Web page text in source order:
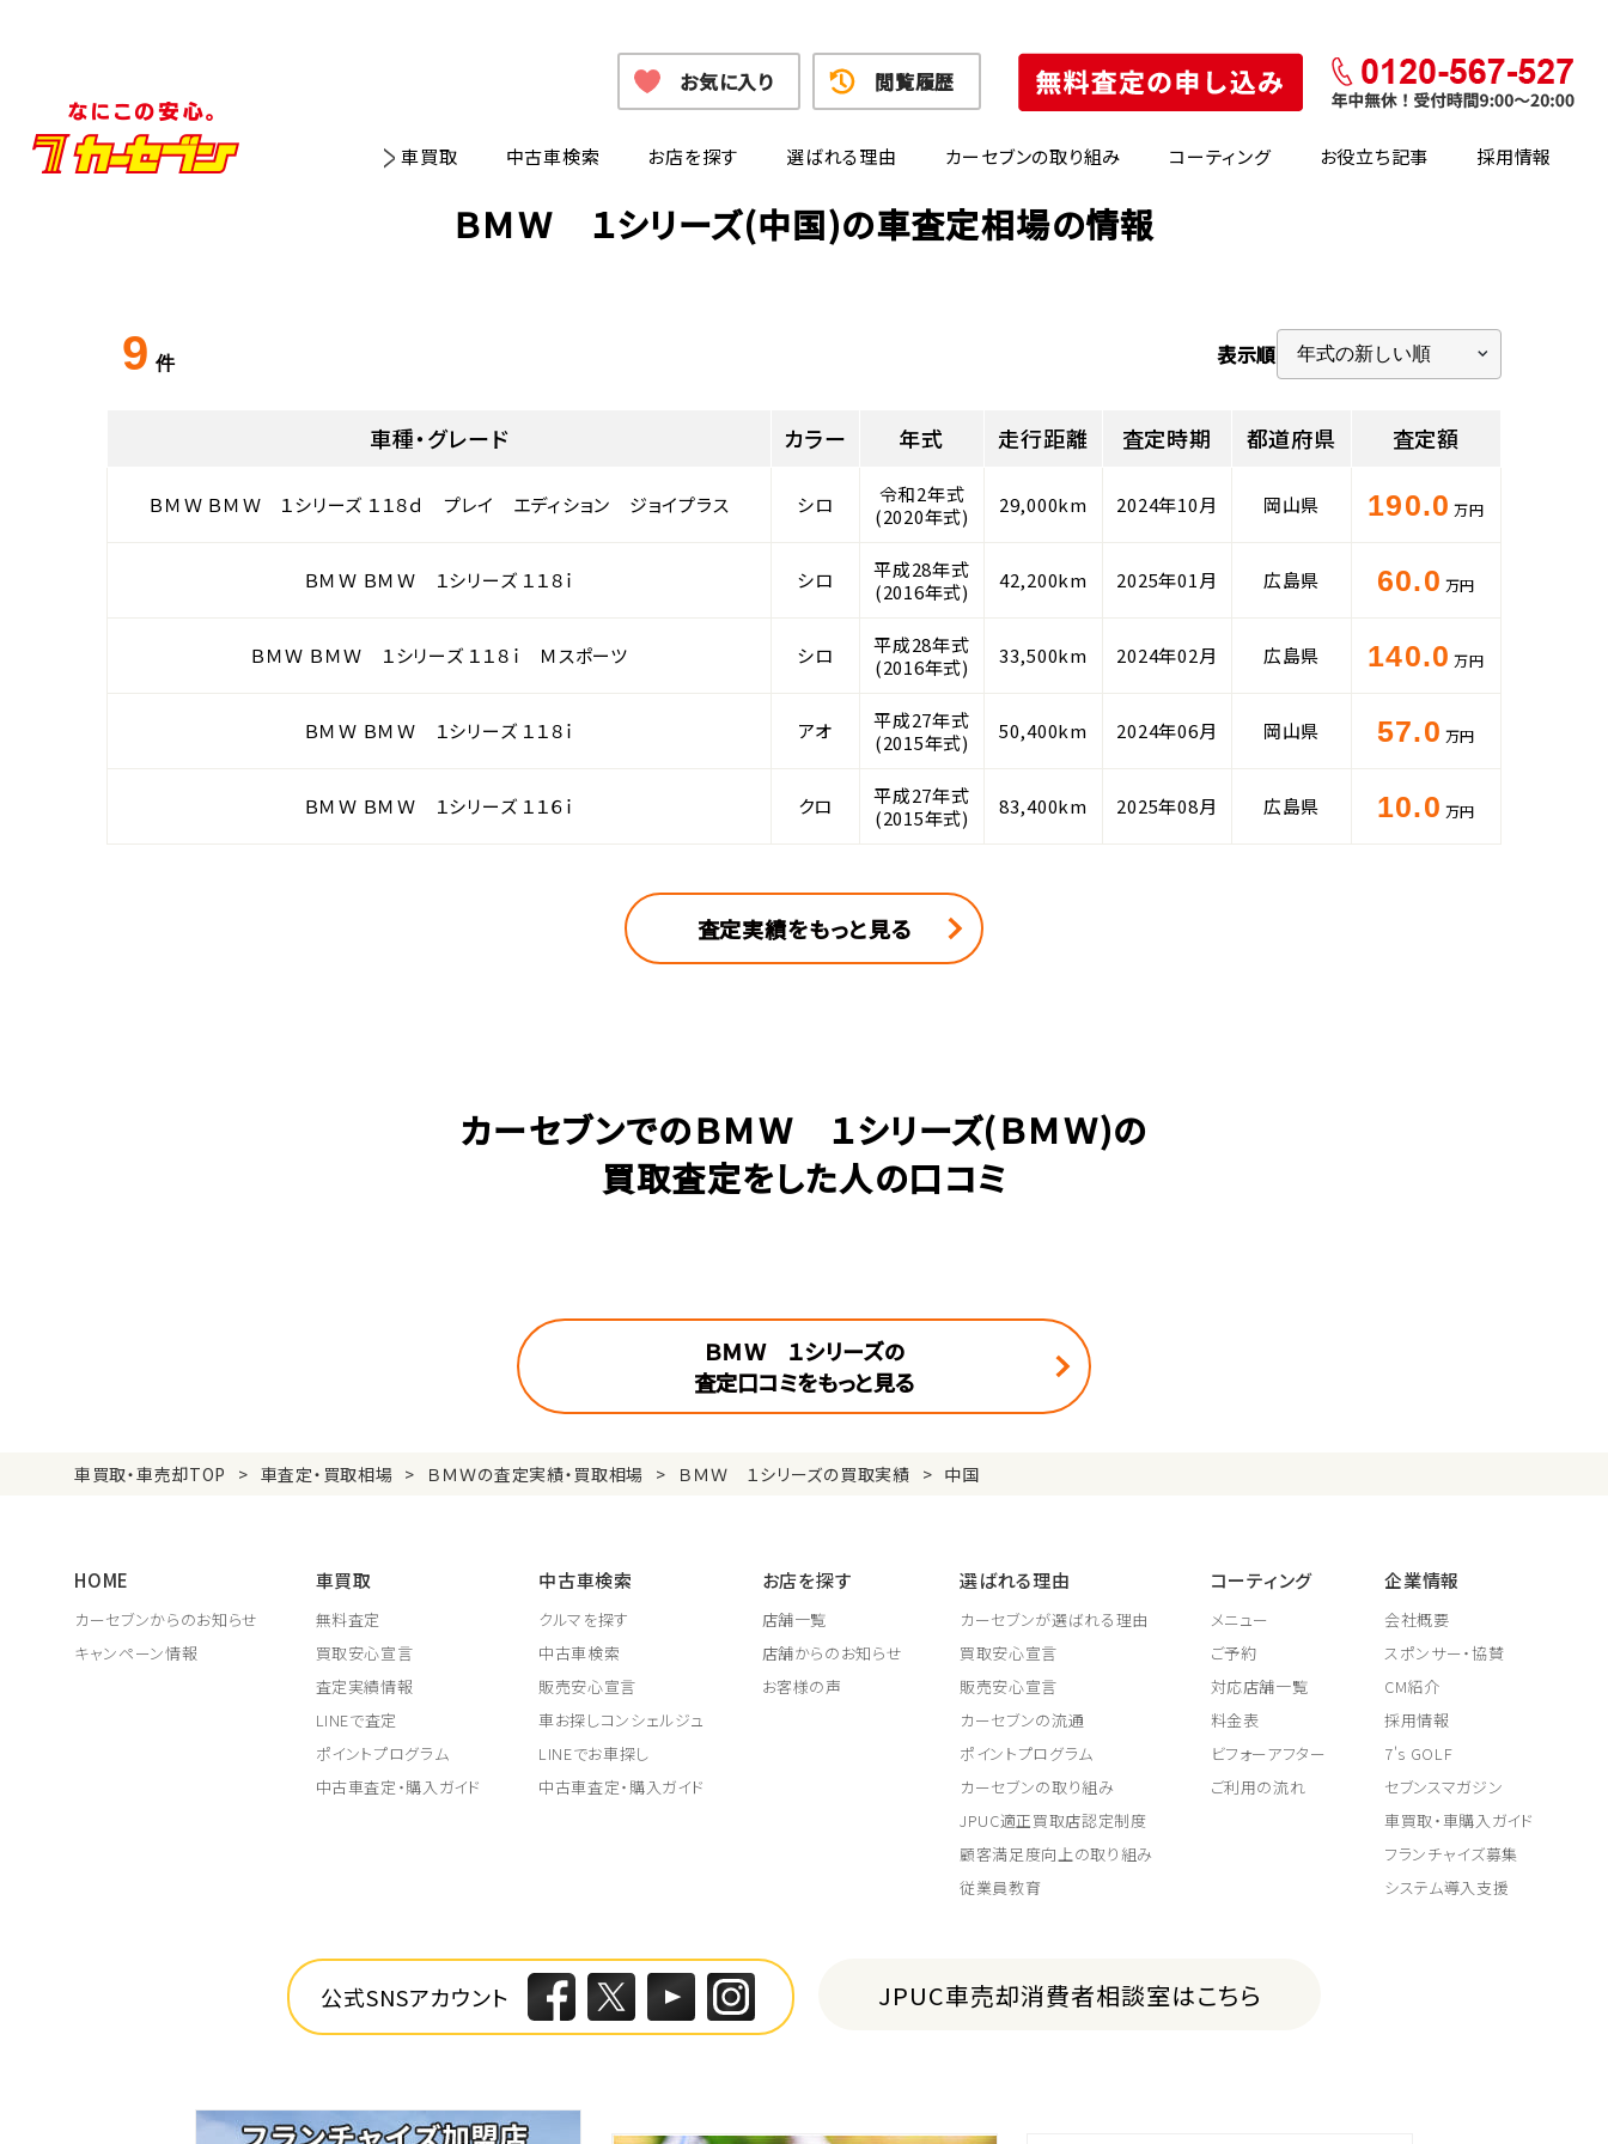
車買取 中古車検索 お店を探す 選ばれる理由 カーセブンの取り組み コーティング お役立ち記事 採用情報
お気に入り 閲覧履歴
ＢＭＷ １シリーズ(中国)の車査定相場の情報
9 件 表示順
車種・グレード カラー 年式 走行距離 査定時期 都道府県 査定額
ＢＭＷ ＢＭＷ １シリーズ １１８ｄ プレイ エディション ジョイプラス シロ
令和2年式
(2020年式)
29,000km 2024年10月 岡山県 190.0 万円
ＢＭＷ ＢＭＷ １シリーズ １１８ｉ シロ
平成28年式
(2016年式)
42,200km 2025年01月 広島県 60.0 万円
ＢＭＷ ＢＭＷ １シリーズ １１８ｉ Ｍスポーツ シロ
平成28年式
(2016年式)
33,500km 2024年02月 広島県 140.0 万円
ＢＭＷ ＢＭＷ １シリーズ １１８ｉ アオ
平成27年式
(2015年式)
50,400km 2024年06月 岡山県 57.0 万円
ＢＭＷ ＢＭＷ １シリーズ １１６ｉ クロ
平成27年式
(2015年式)
83,400km 2025年08月 広島県 10.0 万円
査定実績をもっと見る
カーセブンでのＢＭＷ １シリーズ(ＢＭＷ)の
買取査定をした人の口コミ
ＢＭＷ １シリーズの
査定口コミをもっと見る
車買取・車売却TOP 車査定・買取相場 ＢＭＷの査定実績・買取相場 ＢＭＷ １シリーズの買取実績 中国
HOME
カーセブンからのお知らせ
キャンペーン情報
車買取
無料査定
買取安心宣言
査定実績情報
LINEで査定
ポイントプログラム
中古車査定・購入ガイド
中古車検索
クルマを探す
中古車検索
販売安心宣言
車お探しコンシェルジュ
LINEでお車探し
中古車査定・購入ガイド
お店を探す
店舗一覧
店舗からのお知らせ
お客様の声
選ばれる理由
カーセブンが選ばれる理由
買取安心宣言
販売安心宣言
カーセブンの流通
ポイントプログラム
カーセブンの取り組み
JPUC適正買取店認定制度
顧客満足度向上の取り組み
従業員教育
コーティング
メニュー
ご予約
対応店舗一覧
料金表
ビフォーアフター
ご利用の流れ
企業情報
会社概要
スポンサー・協賛
CM紹介
採用情報
7's GOLF
セブンスマガジン
車買取・車購入ガイド
フランチャイズ募集
システム導入支援
公式SNSアカウント JPUC車売却消費者相談室はこちら